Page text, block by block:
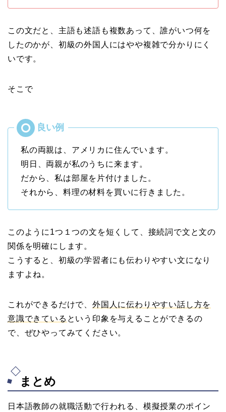
この文だと、主語も述語も複数あって、誰がいつ何を
したのかが、初級の外国人にはやや複雑で分かりにく
いです。
そこで
私の両親は、アメリカに住んでいます。
明日、両親が私のうちに来ます。
だから、私は部屋を片付けました。
それから、料理の材料を買いに行きました。
このように1つ１つの文を短くして、接続詞で文と文の
関係を明確にします。
こうすると、初級の学習者にも伝わりやすい文になり
ますよね。
これができるだけで、外国人に伝わりやすい話し方を
意識できている という印象を与えることができるの
で、ぜひやってみてください。
まとめ
日本語教師の就職活動で行われる、模擬授業のポイン